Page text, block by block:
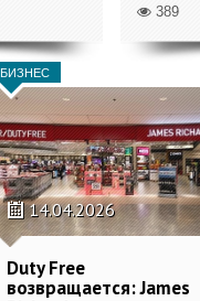
389
БИЗНЕС
14.04.2026
Duty Free
возвращается: James